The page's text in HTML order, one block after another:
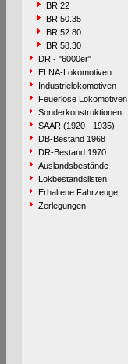
BR 22
BR 50.35
BR 52.80
BR 58.30
DR - "6000er"
ELNA-Lokomotiven
Industrielokomotiven
Feuerlose Lokomotiven
Sonderkonstruktionen
SAAR (1920 - 1935)
DB-Bestand 1968
DR-Bestand 1970
Auslandsbestände
Lokbestandslisten
Erhaltene Fahrzeuge
Zerlegungen